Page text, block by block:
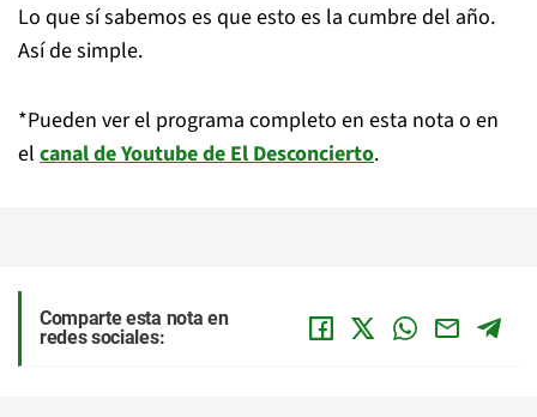
Lo que sí sabemos es que esto es la cumbre del año.
Así de simple.
*Pueden ver el programa completo en esta nota o en
el canal de Youtube de El Desconcierto.
Comparte esta nota en
redes sociales: